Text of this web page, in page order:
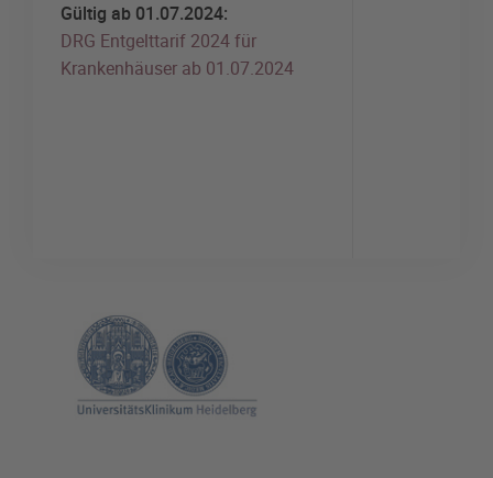
Gültig ab 01.07.2024:
DRG Entgelttarif 2024 für
Krankenhäuser ab 01.07.2024